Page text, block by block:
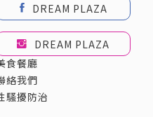
DREAM PLAZA
DREAM PLAZA
食餐廳
絡我們
騷擾防治